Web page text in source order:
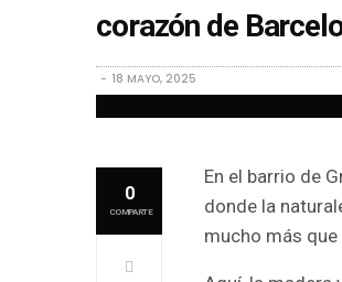
corazón de
18 MAYO, 2025
0
COMPARTE
En el barrio de
donde la
mucho más